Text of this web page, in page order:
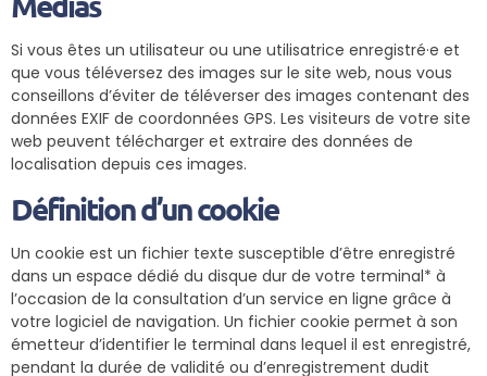
Si vous êtes un utilisateur ou une utilisatrice enregistré·e et
que vous téléversez des images sur le site web, nous vous
conseillons d’éviter de téléverser des images contenant des
données EXIF de coordonnées GPS. Les visiteurs de votre site
web peuvent télécharger et extraire des données de
localisation depuis ces images.
Définition d’un cookie
Un cookie est un fichier texte susceptible d’être enregistré
dans un espace dédié du disque dur de votre terminal* à
l’occasion de la consultation d’un service en ligne grâce à
votre logiciel de navigation. Un fichier cookie permet à son
émetteur d’identifier le terminal dans lequel il est enregistré,
pendant la durée de validité ou d’enregistrement dudit